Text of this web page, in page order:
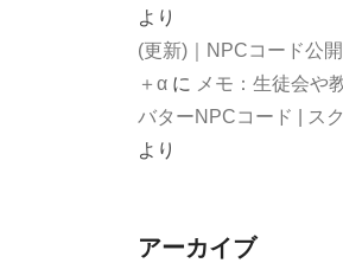
より
(更新)｜NPCコード公
＋α に メモ：生徒会や
バターNPCコード | ス
より
アーカイブ